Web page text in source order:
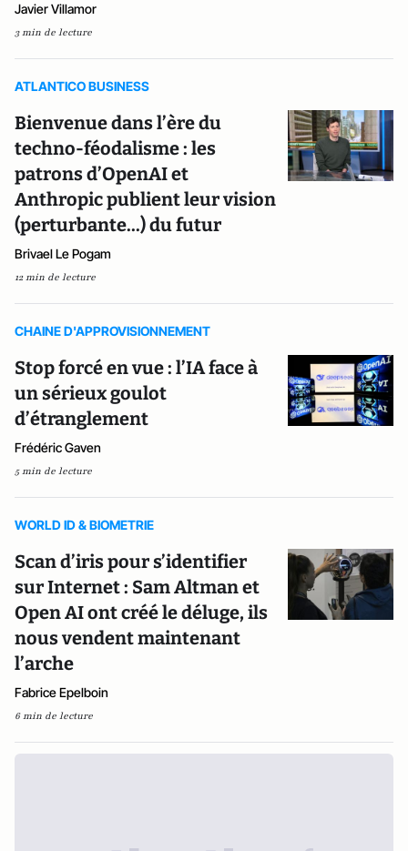
Javier Villamor
3 min de lecture
ATLANTICO BUSINESS
Bienvenue dans l’ère du
techno-féodalisme : les
patrons d’OpenAI et
Anthropic publient leur vision
(perturbante...) du futur
Brivael Le Pogam
12 min de lecture
CHAINE D'APPROVISIONNEMENT
Stop forcé en vue : l’IA face à
un sérieux goulot
d’étranglement
Frédéric Gaven
5 min de lecture
WORLD ID & BIOMETRIE
Scan d’iris pour s’identifier
sur Internet : Sam Altman et
Open AI ont créé le déluge, ils
nous vendent maintenant
l’arche
Fabrice Epelboin
6 min de lecture